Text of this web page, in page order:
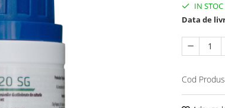
IN STOC
Data de
Cod